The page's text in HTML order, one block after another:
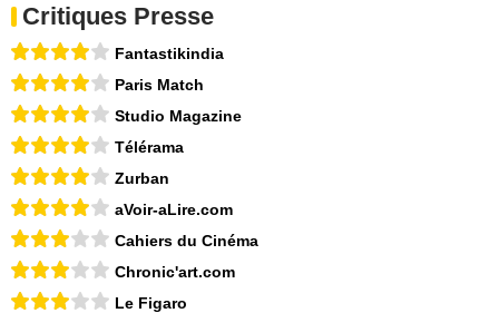
Critiques Presse
Fantastikindia
Paris Match
Studio Magazine
Télérama
Zurban
aVoir-aLire.com
Cahiers du Cinéma
Chronic'art.com
Le Figaro